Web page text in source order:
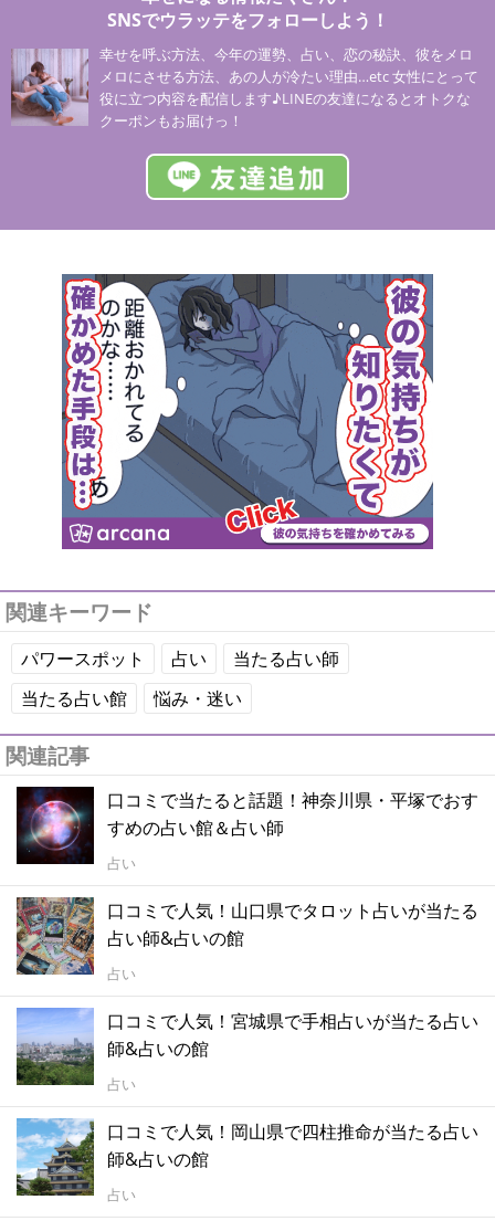
SNSでウラッテをフォローしよう！
幸せを呼ぶ方法、今年の運勢、占い、恋の秘訣、彼をメロ
メロにさせる方法、あの人が冷たい理由…etc 女性にとって
役に立つ内容を配信します♪LINEの友達になるとオトクな
クーポンもお届けっ！
関連キーワード
パワースポット 占い
当たる占い師
当たる占い館
悩み・迷い
関連記事
口コミで当たると話題！神奈川県・平塚でおす
すめの占い館＆占い師
占い
口コミで人気！山口県でタロット占いが当たる
占い師&占いの館
占い
口コミで人気！宮城県で手相占いが当たる占い
師&占いの館
占い
口コミで人気！岡山県で四柱推命が当たる占い
師&占いの館
占い